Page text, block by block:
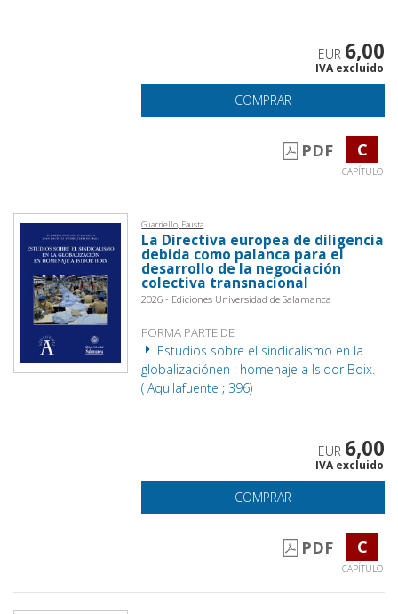
EUR 6,00
IVA excluido
COMPRAR
PDF C
CAPÍTULO
Guarriello, Fausta
La Directiva europea de diligencia
debida como palanca para el
desarrollo de la negociación
colectiva transnacional
2026 - Ediciones Universidad de Salamanca
FORMA PARTE DE
Estudios sobre el sindicalismo en la
globalizaciónen : homenaje a Isidor Boix. -
( Aquilafuente ; 396)
EUR 6,00
IVA excluido
COMPRAR
PDF C
CAPÍTULO